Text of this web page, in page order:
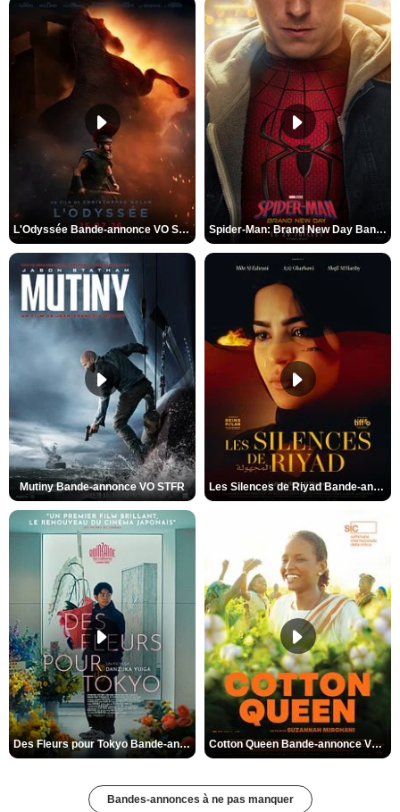
L'Odyssée Bande-annonce VO STFR Spider-Man: Brand New Day Bande-annonce VO STFR
Mutiny Bande-annonce VO STFR Les Silences de Riyad Bande-annonce VO STFR
Des Fleurs pour Tokyo Bande-annonce VO STFR Cotton Queen Bande-annonce VO STFR
Bandes-annonces à ne pas manquer